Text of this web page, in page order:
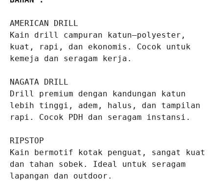
AMERICAN DRILL
Kain drill campuran katun–polyester,
kuat, rapi, dan ekonomis. Cocok untuk
kemeja dan seragam kerja.
NAGATA DRILL
Drill premium dengan kandungan katun
lebih tinggi, adem, halus, dan tampilan
rapi. Cocok PDH dan seragam instansi.
RIPSTOP
Kain bermotif kotak penguat, sangat kuat
dan tahan sobek. Ideal untuk seragam
lapangan dan outdoor.